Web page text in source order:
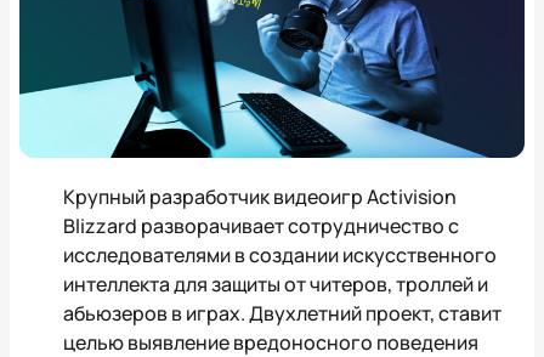
Крупный разработчик видеоигр Activision
Blizzard разворачивает сотрудничество с
исследователями в создании искусственного
интеллекта для защиты от читеров, троллей и
абьюзеров в играх. Двухлетний проект, ставит
целью выявление вредоносного поведения